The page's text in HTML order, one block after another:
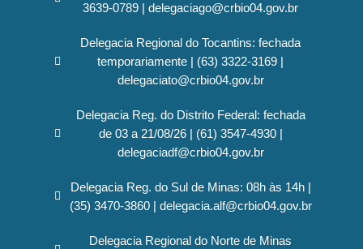
3639-0789 | delegaciago@crbio04.gov.br
Delegacia Regional do Tocantins: fechada
temporariamente | (63) 3322-3169 |
delegaciato@crbio04.gov.br
Delegacia Reg. do Distrito Federal: fechada
de 03 a 21/08/26 | (61) 3547-4930 |
delegaciadf@crbio04.gov.br
Delegacia Reg. do Sul de Minas: 08h às 14h |
(35) 3470-3860 | delegacia.alf@crbio04.gov.br
Delegacia Regional do Norte de Minas